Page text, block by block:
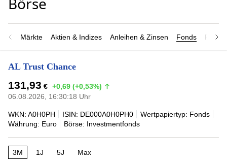
Märkte Aktien & Indizes Anleihen & Zinsen Fonds
AL Trust Chance
131,93 € +0,69 (+0,53%)
06.08.2026, 16:30:18 Uhr
WKN: A0H0PH ISIN: DE000A0H0PH0
Wertpapiertyp: Fonds
Währung: Euro
Börse: Investmentfonds
3M 1J 5J Max